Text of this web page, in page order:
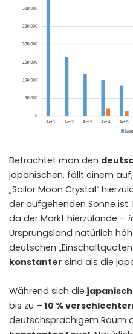
Betrachtet man den
japanischen, fällt einem
„Sailor Moon Crystal“
der aufgehenden Sonne ist.
da der Markt hierzulande –
Ursprungsland natürlich
deutschen
konstanter sind als die
Während sich die
bis zu – 10 %
deutschsprachigem Raum